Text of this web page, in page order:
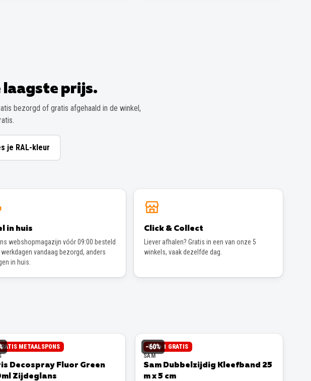
laagste prijs.
bezorgd of gratis afgehaald in de winkel,
je RAL-kleur
in huis
webshopmagazijn vóór 09:00 besteld
werkdagen vandaag bezorgd, anders
in huis.
Click & Collect
Liever afhalen? Gratis in een van onze 5
winkels, vaak dezelfde dag.
METAALSPONS
Decospray Fluor Green
Zijdeglans
−60%
1 + 1 GRATIS
SAM
Sam Dubbelzijdig Kleefband 25
m x 5 cm